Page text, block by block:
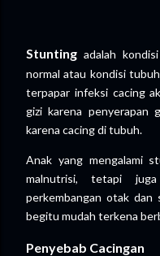
Stunting adalah
normal atau kondisi
terpapar infeksi cacing
gizi karena penyerapan
karena cacing di tubuh.
Anak yang mengalami
malnutrisi, tetapi juga
perkembangan otak dan
begitu mudah terkena
Penyebab Cacingan